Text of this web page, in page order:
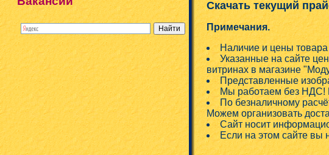
Скачать текущий
Примечания.
Наличие и цены
Указанные на сайте
витринах в магазине
Представленные
Мы работаем без НДС!
По безналичному
Можем организовать
Сайт носит
Если на этом сайте